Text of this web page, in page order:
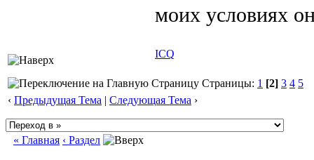
моих условиях
ICQ
Страницы: 1 [2] 3 4 5
‹ Предыдущая Тема | Следующая Тема ›
« Главная ‹ Раздел